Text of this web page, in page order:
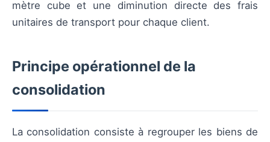
mètre cube et une diminution directe des frais
unitaires de transport pour chaque client.
Principe opérationnel de la
consolidation
La consolidation consiste à regrouper les biens de